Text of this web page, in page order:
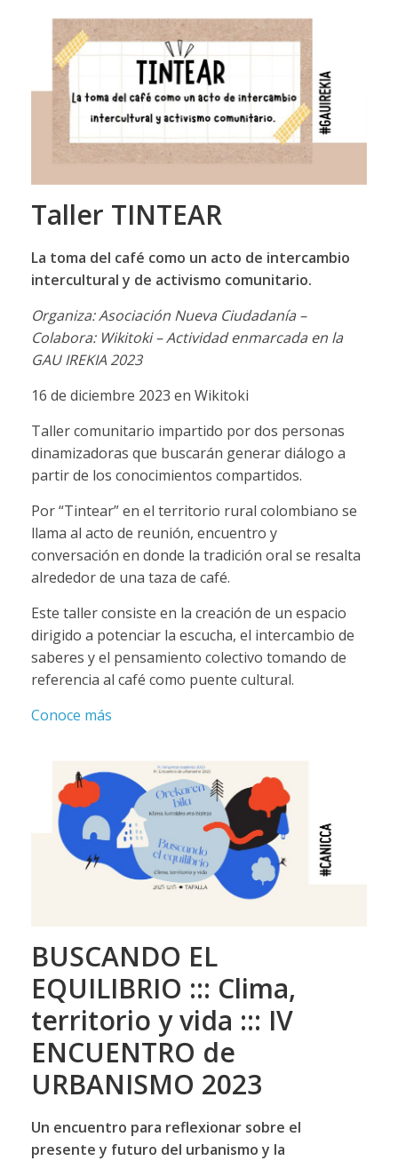
Taller TINTEAR
La toma del café como un acto de intercambio
intercultural y de activismo comunitario.
Organiza: Asociación Nueva Ciudadanía –
Colabora: Wikitoki – Actividad enmarcada en la
GAU IREKIA 2023
16 de diciembre 2023 en Wikitoki
Taller comunitario impartido por dos personas
dinamizadoras que buscarán generar diálogo a
partir de los conocimientos compartidos.
Por “Tintear” en el territorio rural colombiano se
llama al acto de reunión, encuentro y
conversación en donde la tradición oral se resalta
alrededor de una taza de café.
Este taller consiste en la creación de un espacio
dirigido a potenciar la escucha, el intercambio de
saberes y el pensamiento colectivo tomando de
referencia al café como puente cultural.
Conoce más
BUSCANDO EL
EQUILIBRIO ::: Clima,
territorio y vida ::: IV
ENCUENTRO de
URBANISMO 2023
Un encuentro para reflexionar sobre el
presente y futuro del urbanismo y la